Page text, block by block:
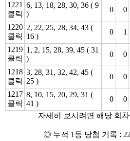
1221
클릭
6, 13, 18, 28, 30, 36 ( 9
)
0 0
1220
클릭
2, 22, 25, 28, 34, 43 (
16 )
0 1
1219
클릭
1, 2, 15, 28, 39, 45 ( 31
)
0 0
1218
클릭
3, 28, 31, 32, 42, 45 (
25 )
0 0
1217
클릭
8, 10, 15, 20, 29, 31 (
41 )
0 0
자세히 보시려면 해당 회
◎ 누적 1등 당첨 기록 :